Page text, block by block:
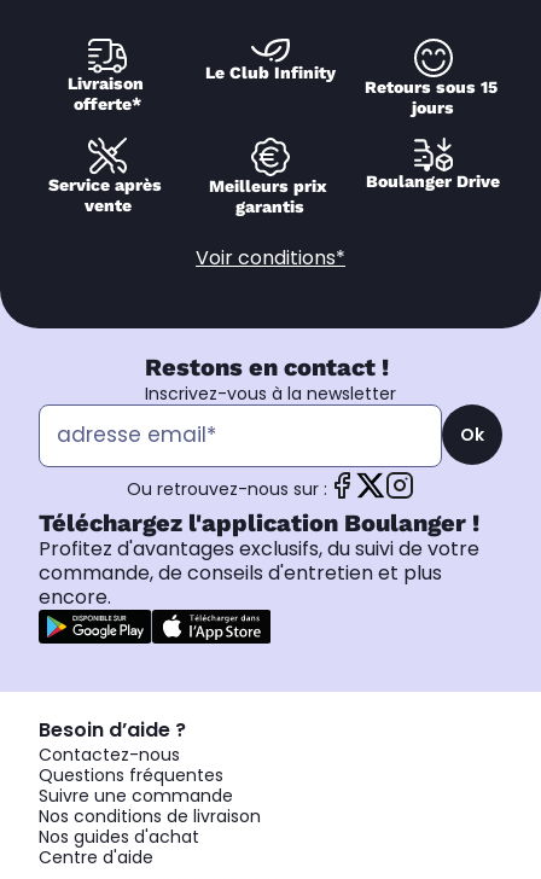
Livraison
offerte*
Le Club Infinity
Retours sous 15
jours
Service après
vente
Meilleurs prix
garantis
Boulanger Drive
Voir conditions*
Restons en contact !
Inscrivez-vous à la newsletter
Ok
Ou retrouvez-nous sur :
Téléchargez l'application Boulanger !
Profitez d'avantages exclusifs, du suivi de votre
commande, de conseils d'entretien et plus
encore.
Besoin d’aide ?
Contactez-nous
Questions fréquentes
Suivre une commande
Nos conditions de livraison
Nos guides d'achat
Centre d'aide